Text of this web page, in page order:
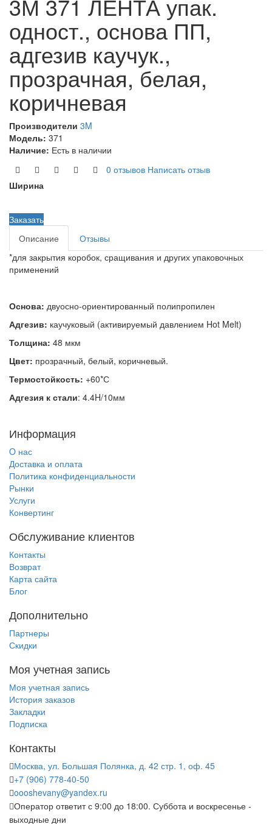
3М 371 ЛЕНТА упак.
одност., основа ПП,
адгезив каучук.,
прозрачная, белая,
коричневая
Производители 3M
Модель: 371
Наличие: Есть в наличии
0 отзывов Написать отзыв
Ширина
Заказать
Описание
Отзывы
*для закрытия коробок, сращивания и других упаковочных
применений
Основа: двуосно-ориентированный полипропилен
Адгезив: каучуковый (активируемый давлением Hot Melt)
Толщина: 48 мкм
Цвет: прозрачный, белый, коричневый.
Термостойкость: +60*С
Адгезия к стали: 4.4H/10мм
Информация
O нас
Доставка и оплата
Политика конфиденциальности
Рынки
Услуги
Конвертинг
Обслуживание клиентов
Контакты
Возврат
Карта сайта
Блог
Дополнительно
Партнеры
Скидки
Моя учетная запись
Моя учетная запись
История заказов
Закладки
Подписка
Контакты
Москва, ул. Большая Полянка, д. 42 стр. 1, оф. 45
+7 (906) 778-40-50
oooshevany@yandex.ru
Оператор ответит с 9:00 до 18:00. Суббота и воскресенье -
выходные дни